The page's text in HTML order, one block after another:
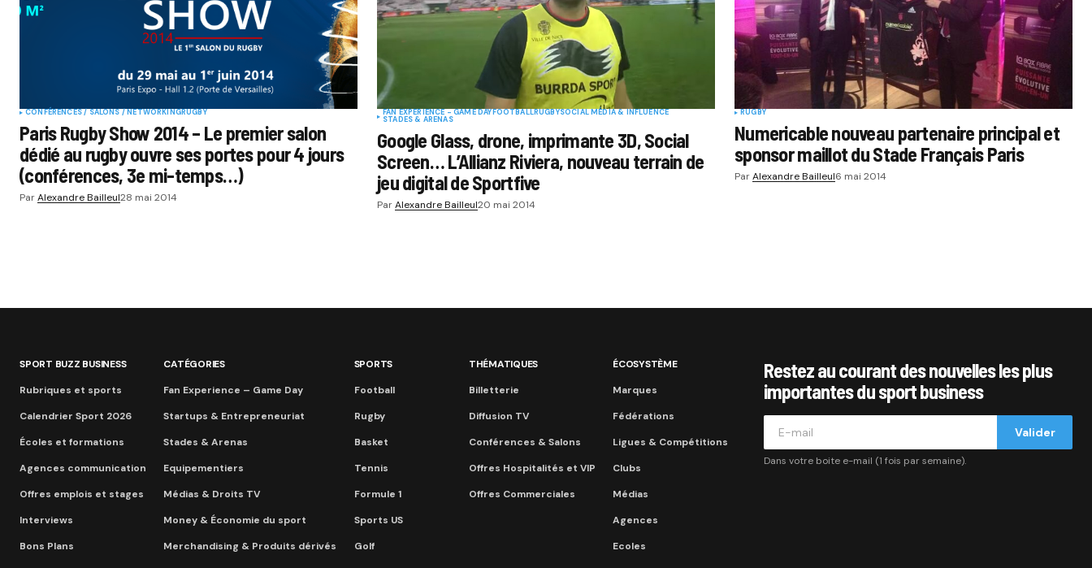
CONFÉRENCES / SALONS / NETWORKINGRUGBY
Paris Rugby Show 2014 – Le premier salon
dédié au rugby ouvre ses portes pour 4 jours
(conférences, 3e mi-temps…)
ParAlexandre Bailleul28 mai 2014
FAN EXPERIENCE - GAME DAYFOOTBALLRUGBYSOCIAL MÉDIA & INFLUENCE
STADES & ARENAS
Google Glass, drone, imprimante 3D, Social
Screen… L’Allianz Riviera, nouveau terrain de
jeu digital de Sportfive
ParAlexandre Bailleul20 mai 2014
RUGBY
Numericable nouveau partenaire principal et
sponsor maillot du Stade Français Paris
ParAlexandre Bailleul6 mai 2014
SPORT BUZZ BUSINESS
Rubriques et sports
Calendrier Sport 2026
Écoles et formations
Agences communication
Offres emplois et stages
Interviews
Bons Plans
CATÉGORIES
Fan Experience – Game Day
Startups & Entrepreneuriat
Stades & Arenas
Equipementiers
Médias & Droits TV
Money & Économie du sport
Merchandising & Produits dérivés
SPORTS
Football
Rugby
Basket
Tennis
Formule 1
Sports US
Golf
THÉMATIQUES
Billetterie
Diffusion TV
Conférences & Salons
Offres Hospitalités et VIP
Offres Commerciales
ÉCOSYSTÈME
Marques
Fédérations
Ligues & Compétitions
Clubs
Médias
Agences
Ecoles
Restez au courant des nouvelles les plus
importantes du sport business
Valider
Dans votre boite e-mail (1 fois par semaine).